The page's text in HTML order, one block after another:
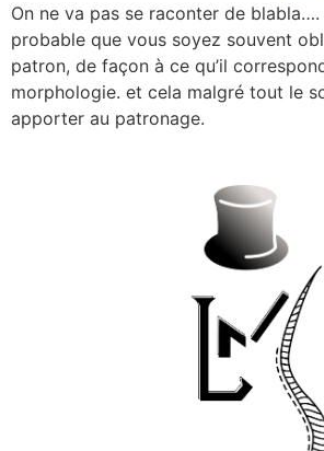
On ne va pas se raconter de
probable que vous soyez souvent
patron, de façon à ce qu’il
morphologie. et cela malgré tout le
apporter au